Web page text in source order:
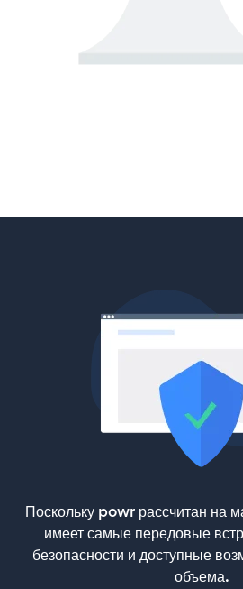
Поскольку powr рассчитан на
имеет самые передовые
безопасности и доступные
объема.